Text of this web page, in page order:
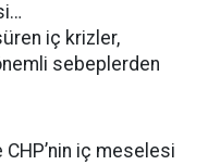
iç krizler,
sebeplerden
iç meselesi